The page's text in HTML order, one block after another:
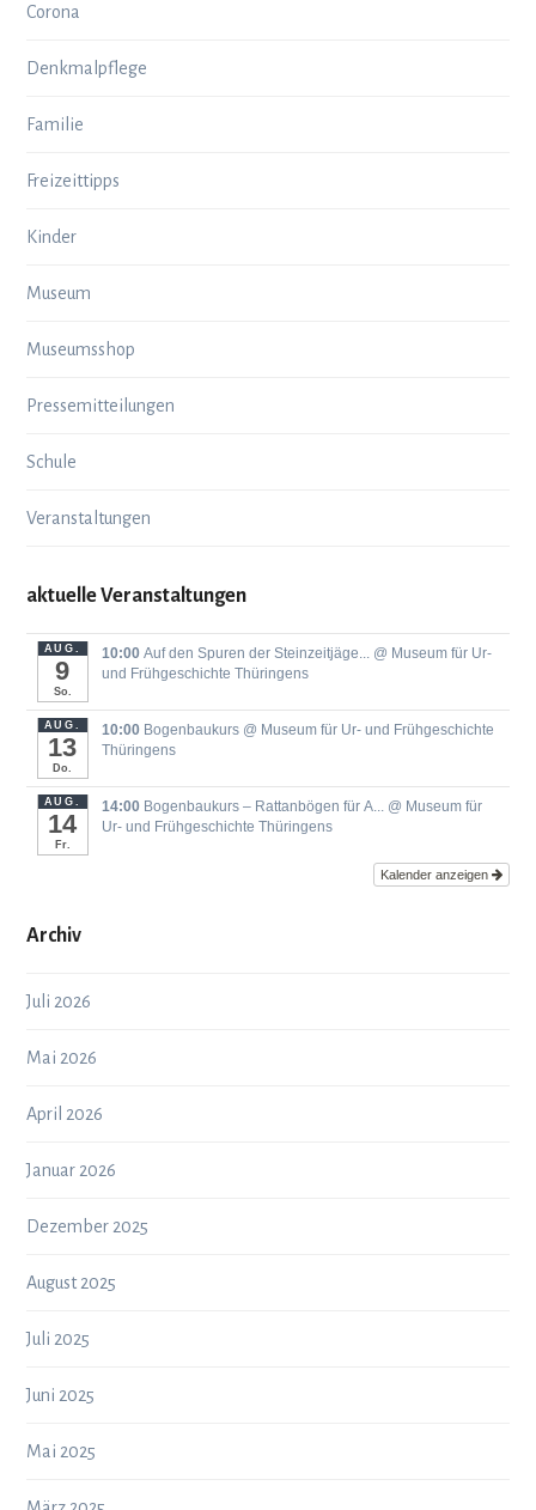
Corona
Denkmalpflege
Familie
Freizeittipps
Kinder
Museum
Museumsshop
Pressemitteilungen
Schule
Veranstaltungen
aktuelle Veranstaltungen
AUG.
9
So.
10:00 Auf den Spuren der Steinzeitjäge... @ Museum für Ur-
und Frühgeschichte Thüringens
AUG.
13
Do.
10:00 Bogenbaukurs @ Museum für Ur- und Frühgeschichte
Thüringens
AUG.
14
Fr.
14:00 Bogenbaukurs ‒ Rattanbögen für A... @ Museum für
Ur- und Frühgeschichte Thüringens
Kalender anzeigen
Archiv
Juli 2026
Mai 2026
April 2026
Januar 2026
Dezember 2025
August 2025
Juli 2025
Juni 2025
Mai 2025